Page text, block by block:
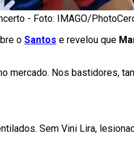
- Foto: IMAGO/
o Santos e revelou que
mercado. Nos bastidores,
Sem Vini Lira,